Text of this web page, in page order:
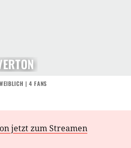
| 4 FANS
jetzt zum Streamen